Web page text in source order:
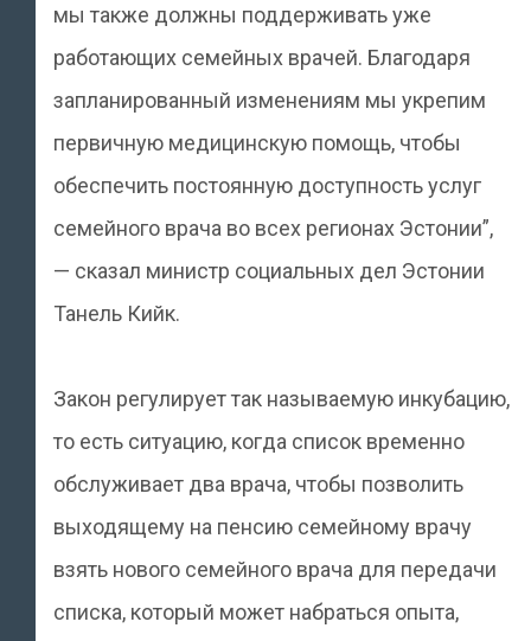
мы также должны поддерживать уже
работающих семейных врачей. Благодаря
запланированный изменениям мы укрепим
первичную медицинскую помощь, чтобы
обеспечить постоянную доступность услуг
семейного врача во всех регионах Эстонии”,
— сказал министр социальных дел Эстонии
Танель Кийк.
Закон регулирует так называемую инкубацию,
то есть ситуацию, когда список временно
обслуживает два врача, чтобы позволить
выходящему на пенсию семейному врачу
взять нового семейного врача для передачи
списка, который может набраться опыта,